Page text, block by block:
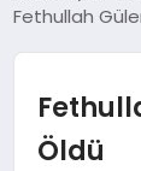
TEKNOLOJI
SPOR
Fethullah
Öldü